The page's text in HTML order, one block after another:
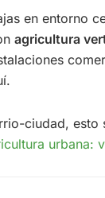
en entorno
agricultura
ciudad, esto
urbana: